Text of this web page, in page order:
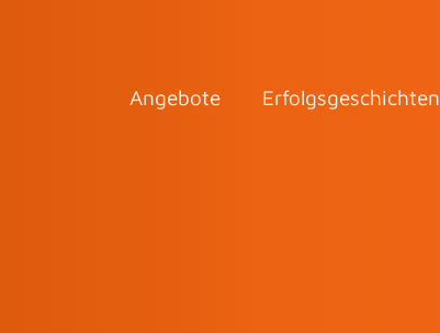
Angebote Erfolgsgeschichten